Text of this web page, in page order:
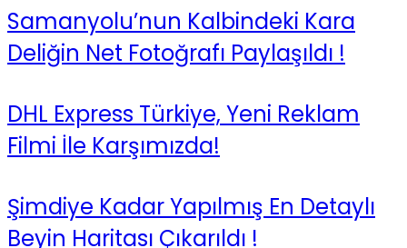
Samanyolu’nun Kalbindeki Kara
Deliğin Net Fotoğrafı Paylaşıldı !
DHL Express Türkiye, Yeni Reklam
Filmi İle Karşımızda!
Şimdiye Kadar Yapılmış En Detaylı
Beyin Haritası Çıkarıldı !